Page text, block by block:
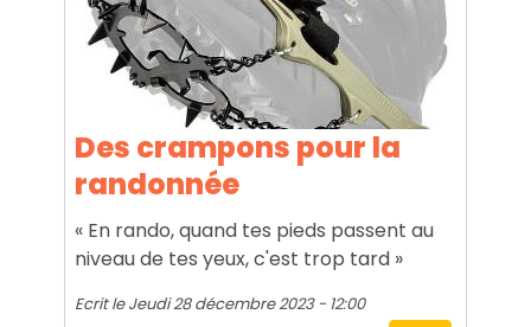
Des crampons pour la
randonnée
« En rando, quand tes pieds passent au
niveau de tes yeux, c'est trop tard »
Ecrit leJeudi 28 décembre 2023 - 12:00